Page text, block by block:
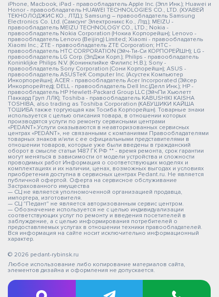
iPhone, Macbook, iPad - правообладатель Apple Inc. (Эпл Инк.); Huawei и
Honor - правообладатель HUAWEI TECHNOLOGIES CO., LTD. (ХУАВЕЙ
ТЕКНОЛОДЖИС КО., ЛТД.); Samsung – правообладатель Samsung
Electronics Co. Ltd. (Самсунг Электроникс Ко., Лтд.); MEIZU -
правообладатель MEIZU TECHNOLOGY CO., LTD.; Nokia -
правообладатель Nokia Corporation (Нокиа Корпорейшн); Lenovo -
правообладатель Lenovo (Beijing) Limited; Xiaomi - правообладатель
Xiaomi Inc.; ZTE - правообладатель ZTE Corporation; HTC -
правообладатель HTC CORPORATION (Эйч-Ти-Си КОРПОРЕЙШН); LG -
правообладатель LG Corp. (ЭлДжи Корп.); Philips - правообладатель
Koninklijke Philips N.V. (Конинклийке Филипс Н.В.); Sony -
правообладатель Sony Corporation (Сони Корпорейшн); ASUS -
правообладатель ASUSTeK Computer Inc. (Асустек Компьютер
Инкорпорейшн); ACER - правообладатель Acer Incorporated (Эйсер
Инкорпорейтед); DELL - правообладатель Dell Inc.(Делл Инк.); HP -
правообладатель HP Hewlett-Packard Group LLC (ЭйчПи Хьюлетт
Паккард Груп ЛЛК); Toshiba - правообладатель KABUSHIKI KAISHA
TOSHIBA, also trading as Toshiba Corporation (КАБУШИКИ КАЙША
ТОШИБА также торгующая как Тосиба Корпорейшн). Товарные знаки
используется с целью описания товара, в отношении которых
производятся услуги по ремонту сервисными центрами
«PEDANT».Услуги оказываются в неавторизованных сервисных
центрах «PEDANT», не связанными с компаниями Правообладателями
товарных знаков и/или с ее официальными представителями в
отношении товаров, которые уже были введены в гражданский
оборот в смысле статьи 1487 ГК РФ ** - время ремонта, срок гарантии
могут меняться в зависимости от модели устройства и сложности
проводимых работ Информация о соответствующих моделях и
комплектациях и их наличии, ценах, возможных выгодах и условиях
приобретения доступна в сервисных центрах Pedant.ru. Не является
публичной офертой. Оферта на сервисное обслуживание
Застрахованного имущества
— СЦ не является уполномоченной организацией продавца,
импортера, изготовителя.
— СЦ "Педант" не является авторизованным сервис центром.
— Обозначение используется не с целью индивидуализации
соответствующих услуг по ремонту и введения посетителей в
заблуждение, а с целью информирования потребителей о
предоставляемых услугах в отношении техники правообладателей.
Вся информация на сайте носит исключительно информационный
характер.
© 2026 pedant-rybinsk.ru
Любое использование либо копирование материалов сайта,
элементов дизайна и оформления не допускается.